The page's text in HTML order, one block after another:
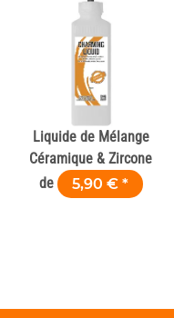
Liquide de Mélange
Céramique & Zircone
de
5,90 € *